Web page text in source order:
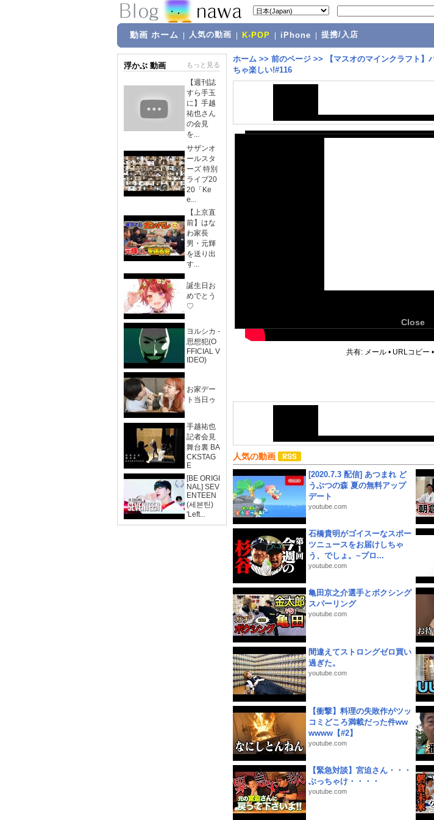
動画 ホーム 人気の動画 K-POP iPhone 提携/入店
浮かぶ 動画 もっと見る
【週刊誌
すら手玉
に】手越
祐也さん
の会見
を...
サザンオ
ールスタ
ーズ 特別
ライブ20
20「Ke
e...
【上京直
前】はな
わ家長
男・元輝
を送り出
す...
誕生日お
めでとう
♡
ヨルシカ -
思想犯(O
FFICIAL V
IDEO)
お家デー
ト当日ゥ
手越祐也
記者会見
舞台裏 BA
CKSTAG
E
[BE ORIGI
NAL] SEV
ENTEEN
(세븐틴)
'Left...
ホーム >> 前のページ >>
【マスオのマインクラフト
ちゃ楽しい!#116
Close
共有: メール • URLコピー •
人気の動画
[2020.7.3 配信] あつまれ ど
うぶつの森 夏の無料アップ
デート
youtube.com
石橋貴明がゴイスーなスポー
ツニュースをお届けしちゃ
う、でしょ。~プロ...
youtube.com
亀田京之介選手とボクシング
スパーリング
youtube.com
間違えてストロングゼロ買い
過ぎた。
youtube.com
【衝撃】料理の失敗作がツッ
コミどころ満載だった件ww
wwww【#2】
youtube.com
【緊急対談】宮迫さん・・・
ぶっちゃけ・・・・
youtube.com